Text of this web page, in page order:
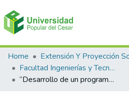
Communities & Collections
All of DSpace
Home
Facultad Ingenierías y Tecnologías
“Desarrollo de un programa de CTeI para la reactivación económica y el incremento de la competitividad de sectores económicos priorizados en el marco de la crisis generada por la Covid – 19 del departamento del Cesar”: IMPLEMENTACIÓN DE PROCESOS DE TRANSFORMACIÓN DEL GRANO DE CACAO EN PRODUCTOS Y SUBPRODUCTOS, EN EL MUNICIPIO DE PUEBLO BELLO – CESAR